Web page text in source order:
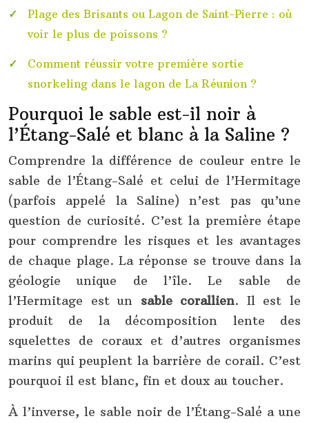
Plage des Brisants ou Lagon de Saint-Pierre : où
voir le plus de poissons ?
Comment réussir votre première sortie
snorkeling dans le lagon de La Réunion ?
Pourquoi le sable est-il noir à
l’Étang-Salé et blanc à la Saline ?
Comprendre la différence de couleur entre le
sable de l’Étang-Salé et celui de l’Hermitage
(parfois appelé la Saline) n’est pas qu’une
question de curiosité. C’est la première étape
pour comprendre les risques et les avantages
de chaque plage. La réponse se trouve dans la
géologie unique de l’île. Le sable de
l’Hermitage est un sable corallien. Il est le
produit de la décomposition lente des
squelettes de coraux et d’autres organismes
marins qui peuplent la barrière de corail. C’est
pourquoi il est blanc, fin et doux au toucher.
À l’inverse, le sable noir de l’Étang-Salé a une